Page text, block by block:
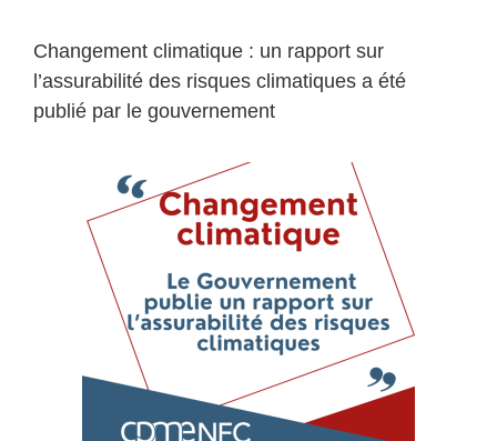
Changement climatique : un rapport sur
l’assurabilité des risques climatiques a été
publié par le gouvernement